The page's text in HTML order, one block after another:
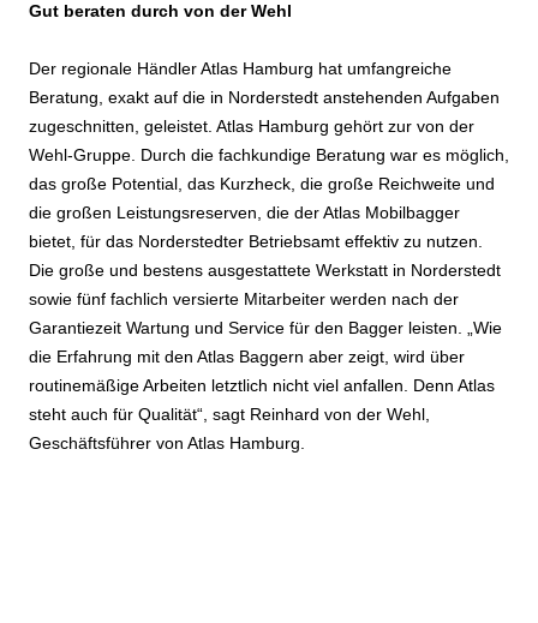
Gut beraten durch von der Wehl
Der regionale Händler Atlas Hamburg hat umfangreiche
Beratung, exakt auf die in Norderstedt anstehenden Aufgaben
zugeschnitten, geleistet. Atlas Hamburg gehört zur von der
Wehl-Gruppe. Durch die fachkundige Beratung war es möglich,
das große Potential, das Kurzheck, die große Reichweite und
die großen Leistungsreserven, die der Atlas Mobilbagger
bietet, für das Norderstedter Betriebsamt effektiv zu nutzen.
Die große und bestens ausgestattete Werkstatt in Norderstedt
sowie fünf fachlich versierte Mitarbeiter werden nach der
Garantiezeit Wartung und Service für den Bagger leisten. „Wie
die Erfahrung mit den Atlas Baggern aber zeigt, wird über
routinemäßige Arbeiten letztlich nicht viel anfallen. Denn Atlas
steht auch für Qualität“, sagt Reinhard von der Wehl,
Geschäftsführer von Atlas Hamburg.